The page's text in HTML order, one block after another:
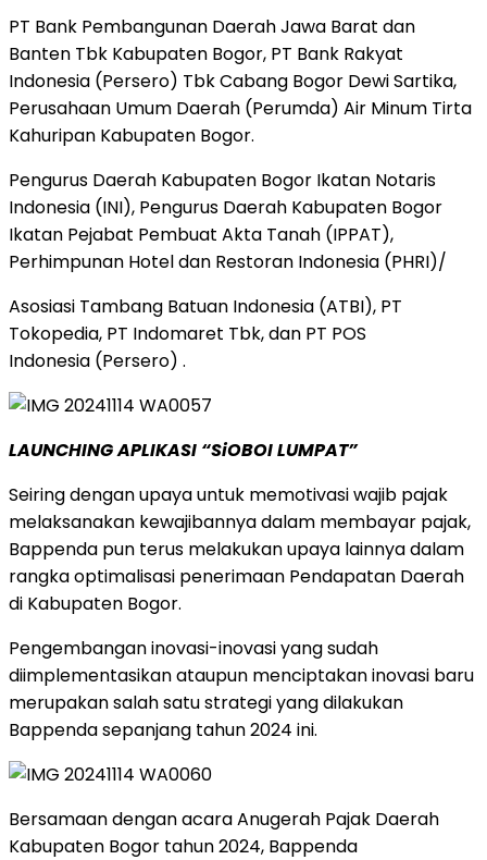
PT Bank Pembangunan Daerah Jawa Barat dan
Banten Tbk Kabupaten Bogor, PT Bank Rakyat
Indonesia (Persero) Tbk Cabang Bogor Dewi Sartika,
Perusahaan Umum Daerah (Perumda) Air Minum Tirta
Kahuripan Kabupaten Bogor.
Pengurus Daerah Kabupaten Bogor Ikatan Notaris
Indonesia (INI), Pengurus Daerah Kabupaten Bogor
Ikatan Pejabat Pembuat Akta Tanah (IPPAT),
Perhimpunan Hotel dan Restoran Indonesia (PHRI)/
Asosiasi Tambang Batuan Indonesia (ATBI), PT
Tokopedia, PT Indomaret Tbk, dan PT POS
Indonesia (Persero) .
LAUNCHING APLIKASI “SiOBOI LUMPAT”
Seiring dengan upaya untuk memotivasi wajib pajak
melaksanakan kewajibannya dalam membayar pajak,
Bappenda pun terus melakukan upaya lainnya dalam
rangka optimalisasi penerimaan Pendapatan Daerah
di Kabupaten Bogor.
Pengembangan inovasi-inovasi yang sudah
diimplementasikan ataupun menciptakan inovasi baru
merupakan salah satu strategi yang dilakukan
Bappenda sepanjang tahun 2024 ini.
Bersamaan dengan acara Anugerah Pajak Daerah
Kabupaten Bogor tahun 2024, Bappenda